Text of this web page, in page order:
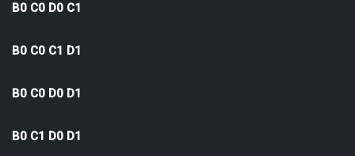
B0 C0 D0 C1
B0 C0 C1 D1
B0 C0 D0 D1
B0 C1 D0 D1